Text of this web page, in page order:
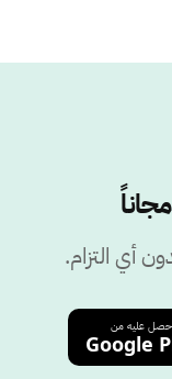
أي التزام.
عليه من
Google